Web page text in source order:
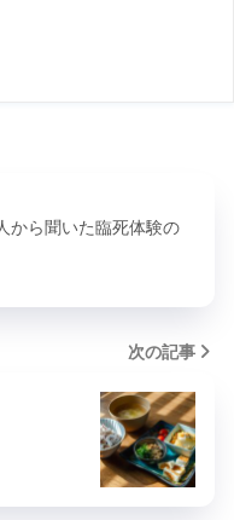
から聞いた臨死体験の
次の記事